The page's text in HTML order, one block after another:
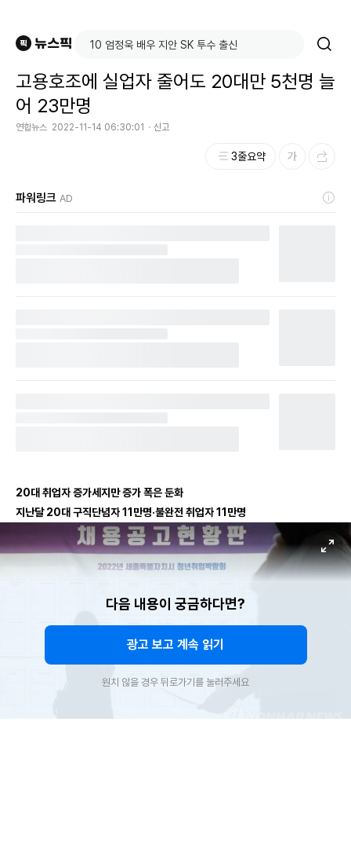
고용호조에 실업자 줄어도 20대만 5천명 늘
어 23만명
연합뉴스 2022-11-14 06:30:01 신고
3줄요약
파워링크 AD
20대 취업자 증가세지만 증가 폭은 둔화
지난달 20대 구직단념자 11만명·불완전 취업자 11만명
다음 내용이 궁금하다면?
광고 보고 계속 읽기
원치 않을 경우 뒤로가기를 눌러주세요